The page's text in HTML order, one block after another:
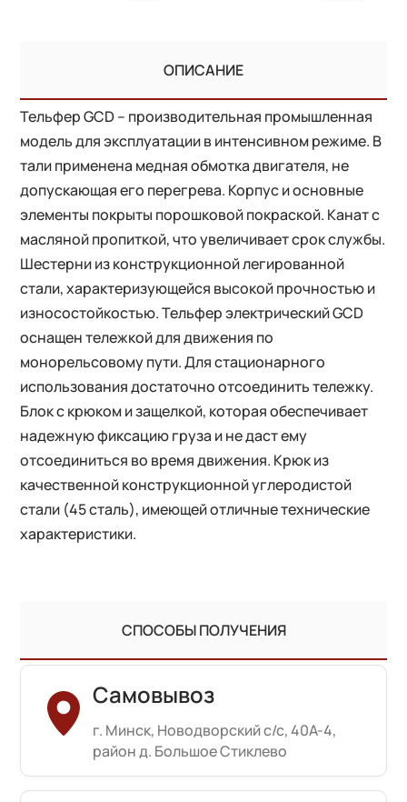
ОПИСАНИЕ
Тельфер GCD – производительная промышленная
модель для эксплуатации в интенсивном режиме. В
тали применена медная обмотка двигателя, не
допускающая его перегрева. Корпус и основные
элементы покрыты порошковой покраской. Канат с
масляной пропиткой, что увеличивает срок службы.
Шестерни из конструкционной легированной
стали, характеризующейся высокой прочностью и
износостойкостью. Тельфер электрический GCD
оснащен тележкой для движения по
монорельсовому пути. Для стационарного
использования достаточно отсоединить тележку.
Блок с крюком и защелкой, которая обеспечивает
надежную фиксацию груза и не даст ему
отсоединиться во время движения. Крюк из
качественной конструкционной углеродистой
стали (45 сталь), имеющей отличные технические
характеристики.
СПОСОБЫ ПОЛУЧЕНИЯ
Самовывоз
г. Минск, Новодворский с/с, 40А-4,
район д. Большое Стиклево